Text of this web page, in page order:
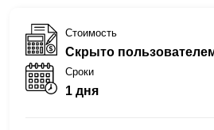
Стоимость
Скрыто
Сроки
1 дня